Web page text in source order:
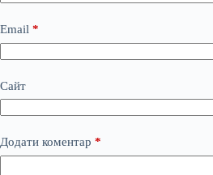
Email *
Сайт
Додати коментар *